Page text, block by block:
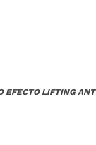
EFECTO LIFTING